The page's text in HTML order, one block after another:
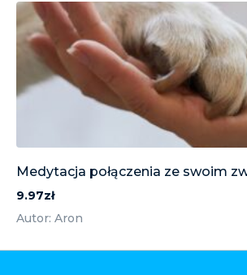
Medytacja połączenia ze swoim
9.97zł
Autor: Aron